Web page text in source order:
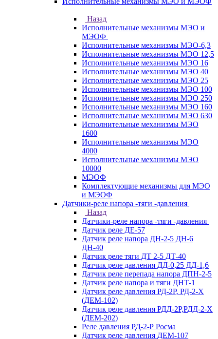
Назад
Исполнительные механизмы МЭО и
МЭОФ
Исполнительные механизмы МЭО-6,3
Исполнительные механизмы МЭО 12,5
Исполнительные механизмы МЭО 16
Исполнительные механизмы МЭО 40
Исполнительные механизмы МЭО 25
Исполнительные механизмы МЭО 100
Исполнительные механизмы МЭО 250
Исполнительные механизмы МЭО 160
Исполнительные механизмы МЭО 630
Исполнительные механизмы МЭО
1600
Исполнительные механизмы МЭО
4000
Исполнительные механизмы МЭО
10000
МЭОФ
Комплектующие механизмы для МЭО
и МЭОФ
Датчики-реле напора -тяги -давления
Назад
Датчики-реле напора -тяги -давления
Датчик реле ДЕ-57
Датчик реле напора ДН-2-5 ДН-6
ДН-40
Датчик реле тяги ДТ 2-5 ДТ-40
Датчик реле давления ДД-0,25 ДД-1,6
Датчик реле перепада напора ДПН-2-5
Датчик реле напора и тяги ДНТ-1
Датчик реле давления РД-2Р, РД-2-Х
(ДЕМ-102)
Датчик реле давления РДД-2Р,РДД-2-Х
(ДЕМ-202)
Реле давления РД-2-Р Росма
Датчик реле давления ДЕМ-107